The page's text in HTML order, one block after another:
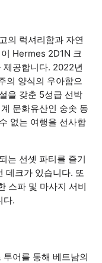
의 럭셔리함과 자연
Hermes 2D1N 크
제공합니다. 2022년
의 양식의 우아함으
을 갖춘 5성급 선박
문화유산인 숭솟 동
없는 여행을 선사합
는 선셋 파티를 즐기
데크가 있습니다. 또
스파 및 마사지 서비
다.
어를 통해 베트남의